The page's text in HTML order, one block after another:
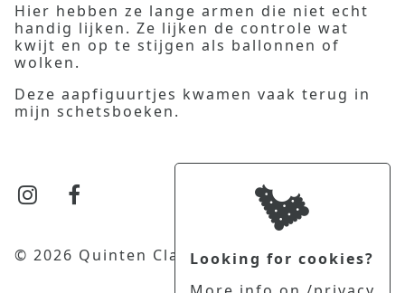
Hier hebben ze lange armen die niet echt
handig lijken. Ze lijken de controle wat
kwijt en op te stijgen als ballonnen of
wolken.
Deze aapfiguurtjes kwamen vaak terug in
mijn schetsboeken.
© 2026 Quinten ClauseLooking for cookies?